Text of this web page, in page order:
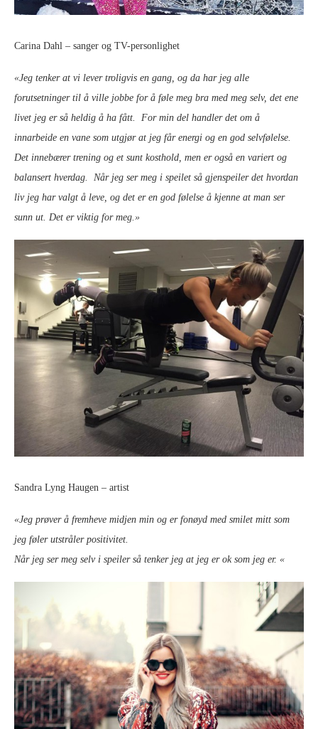
Carina Dahl – sanger og TV-personlighet
«Jeg tenker at vi lever troligvis en gang, og da har jeg alle
forutsetninger til å ville jobbe for å føle meg bra med meg selv, det ene
livet jeg er så heldig å ha fått. For min del handler det om å
innarbeide en vane som utgjør at jeg får energi og en god selvfølelse.
Det innebærer trening og et sunt kosthold, men er også en variert og
balansert hverdag. Når jeg ser meg i speilet så gjenspeiler det hvordan
liv jeg har valgt å leve, og det er en god følelse å kjenne at man ser
sunn ut. Det er viktig for meg.»
Sandra Lyng Haugen – artist
«Jeg prøver å fremheve midjen min og er fonøyd med smilet mitt som
jeg føler utstråler positivitet.
Når jeg ser meg selv i speiler så tenker jeg at jeg er ok som jeg er. «